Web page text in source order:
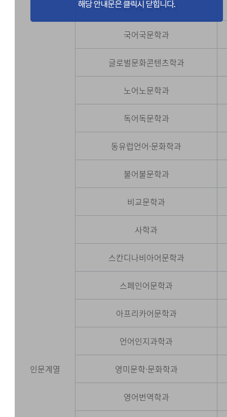
인문계열
고전어문·문화학과
국어국문학과
글로벌문화콘텐츠학과
노어노문학과
독어독문학과
동유럽언어·문화학과
불어불문학과
비교문학과
사학과
스칸디나비아어문학과
스페인어문학과
아프리카어문학과
언어인지과학과
영미문학·문화학과
영어번역학과